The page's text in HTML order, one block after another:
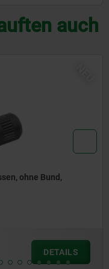
auch
ohne Bund,
DETAILS